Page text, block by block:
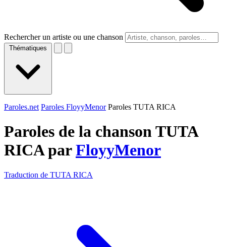
Rechercher un artiste ou une chanson
Thématiques
Paroles.net Paroles FloyyMenor Paroles TUTA RICA
Paroles de la chanson TUTA
RICA parFloyyMenor
Traduction de TUTA RICA